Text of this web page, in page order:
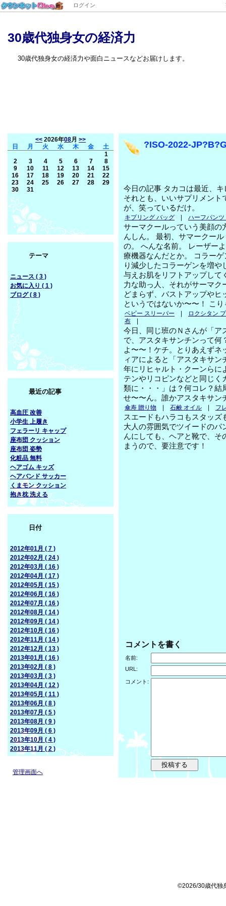
ログイン
30歳代独身女の経済力
30歳代独身女の経済力や面白ニュースなどお届けします。
?ISO-2022-
今日の記事 タカコは最近、
それとも、いいサプリメント
が、笑っているだけ。
キプリング バッグ ハーフパン
サーマクールっていう美顔の
んしん。 最初、サマークー
の。 へんな名前。 レーザー
療機器なんだとか。 コラー
り減少したコラーゲンを増
与えお肌をリフトアップして
力な助っ人、それがサーマク
どまらず、バストアップや
というではないか〜〜！ こ
ベビー スリーパー
ロクシタン
布
今日、同じ班のＮさんが「ア
で、アスタキサンチンって何
よ〜〜！ケチ。とりあえず
ィアによると「アスタキサン
年にリヒャルト・クーンらに
テンやリコピンなどと同じく
類に・・・」は？何コレ？結
せ〜〜ん。誰かアスタキサン
傘寿 贈り物 石鹸 オイル フ
スエードもハラコもスタッ
大人の雰囲気でツイードのパ
んにしても、ヘアと靴で、
まうので、要注意です！
コメントを書く
名前:
URL:
コメント:
<< 2026年08月 >>
日
月 火 水 木 金
土
1
2
3 4 5 6 7
8
9
10 11 12 13 14
15
16
17 18 19 20 21
22
23
24 25 26 27 28
29
30
31
テーマ
ニュース ( 3 )
お気に入り ( 1 )
ブログ ( 8 )
最近の記事
高血圧 改善
小学生 上履き
フェラーリ キャップ
座布団 クッション
座布団 姿勢
化粧品 無料
ヘアゴム キッズ
ヘアバンド サッカー
くまモン クッション
抱き枕 洗える
日付
2012年01月 ( 7 )
2012年02月 ( 24 )
2012年03月 ( 16 )
2012年04月 ( 17 )
2012年05月 ( 15 )
2012年06月 ( 16 )
2012年07月 ( 16 )
2012年08月 ( 14 )
2012年09月 ( 14 )
2012年10月 ( 16 )
2012年11月 ( 14 )
2012年12月 ( 13 )
2013年01月 ( 16 )
2013年02月 ( 8 )
2013年03月 ( 3 )
2013年04月 ( 12 )
2013年05月 ( 11 )
2013年06月 ( 8 )
2013年07月 ( 5 )
2013年08月 ( 9 )
2013年09月 ( 6 )
2013年10月 ( 4 )
2013年11月 ( 2 )
管理画面へ
©2026/30歳代独